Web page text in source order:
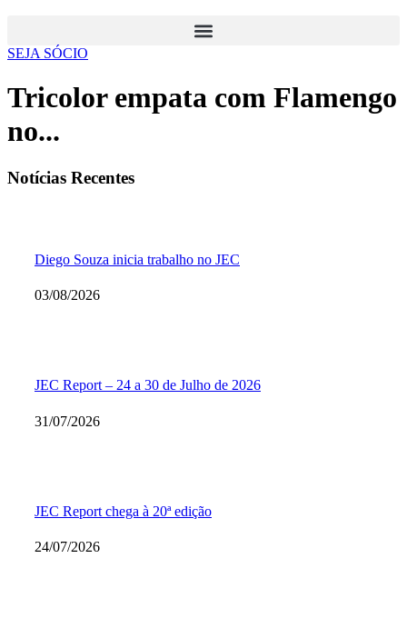
SEJA SÓCIO
Tricolor empata com Flamengo
no...
Notícias Recentes
Diego Souza inicia trabalho no JEC
03/08/2026
JEC Report – 24 a 30 de Julho de 2026
31/07/2026
JEC Report chega à 20ª edição
24/07/2026